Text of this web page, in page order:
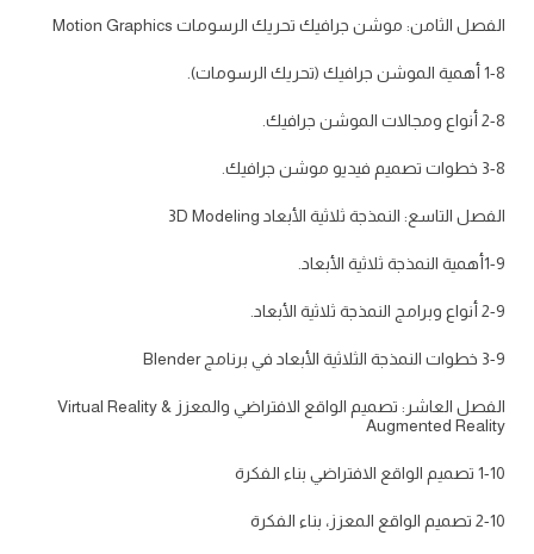
الفصل الثامن: موشن جرافيك تحريك الرسومات Motion Graphics
1-8 أهمية الموشن جرافيك (تحريك الرسومات).
2-8 أنواع ومجالات الموشن جرافيك.
3-8 خطوات تصميم فيديو موشن جرافيك.
الفصل التاسع: النمذجة ثلاثية الأبعاد 3D Modeling
1-9أهمية النمذجة ثلاثية الأبعاد.
2-9 أنواع وبرامج النمذجة ثلاثية الأبعاد.
3-9 خطوات النمذجة الثلاثية الأبعاد في برنامج Blender
الفصل العاشر: تصميم الواقع الافتراضي والمعزز Virtual Reality &
Augmented Reality
1-10 تصميم الواقع الافتراضي بناء الفكرة
2-10 تصميم الواقع المعزز، بناء الفكرة